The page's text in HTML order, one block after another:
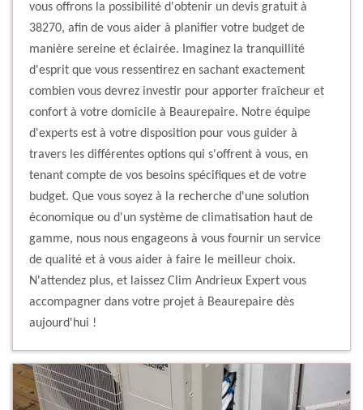
vous offrons la possibilité d'obtenir un devis gratuit à
38270, afin de vous aider à planifier votre budget de
manière sereine et éclairée. Imaginez la tranquillité
d'esprit que vous ressentirez en sachant exactement
combien vous devrez investir pour apporter fraîcheur et
confort à votre domicile à Beaurepaire. Notre équipe
d'experts est à votre disposition pour vous guider à
travers les différentes options qui s'offrent à vous, en
tenant compte de vos besoins spécifiques et de votre
budget. Que vous soyez à la recherche d'une solution
économique ou d'un système de climatisation haut de
gamme, nous nous engageons à vous fournir un service
de qualité et à vous aider à faire le meilleur choix.
N'attendez plus, et laissez Clim Andrieux Expert vous
accompagner dans votre projet à Beaurepaire dès
aujourd'hui !